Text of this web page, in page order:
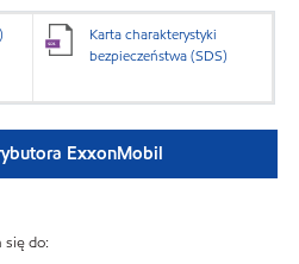
Karta charakterystyki
bezpieczeństwa (SDS)
ExxonMobil
się do: